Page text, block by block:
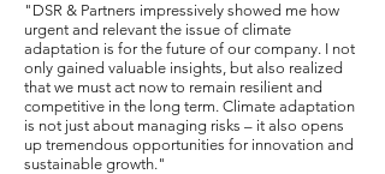
"DSR & Partners impressively showed me how
urgent and relevant the issue of climate
adaptation is for the future of our company. I not
only gained valuable insights, but also realized
that we must act now to remain resilient and
competitive in the long term. Climate adaptation
is not just about managing risks – it also opens
up tremendous opportunities for innovation and
sustainable growth."